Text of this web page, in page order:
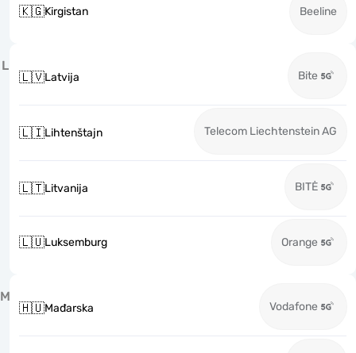
🇰🇬Kirgistan Beeline
L
🇱🇻Latvija Bite
🇱🇮Lihtenštajn Telecom Liechtenstein AG
🇱🇹Litvanija BITĖ
🇱🇺Luksemburg Orange
M
🇭🇺Mađarska Vodafone